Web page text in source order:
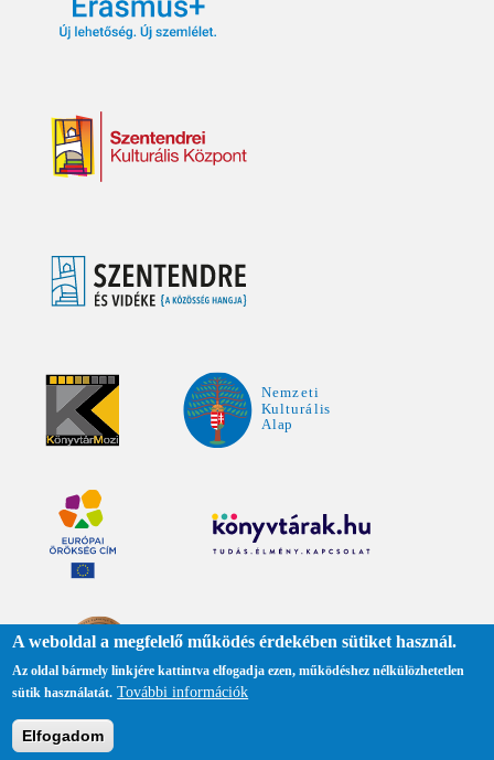
Adatkezelési tájékoztató
Közadattár
A weboldal a megfelelő működés érdekében sütiket használ.
Az oldal bármely linkjére kattintva elfogadja ezen, működéshez nélkülözhetetlen
sütik használatát. További információk
Elfogadom